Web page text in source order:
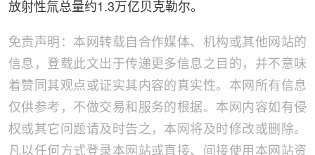
放射性氚总量约1.3万亿贝克勒尔。
免责声明：本网转载自合作媒体、机构或其他网站的
信息，登载此文出于传递更多信息之目的，并不意味
着赞同其观点或证实其内容的真实性。本网所有信息
仅供参考，不做交易和服务的根据。本网内容如有侵
权或其它问题请及时告之，本网将及时修改或删除。
凡以任何方式登录本网站或直接、间接使用本网站资